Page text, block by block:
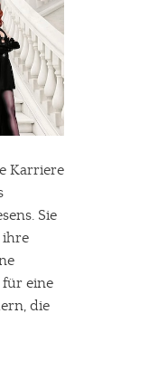
Karriere
Sie
ihre
eine
die